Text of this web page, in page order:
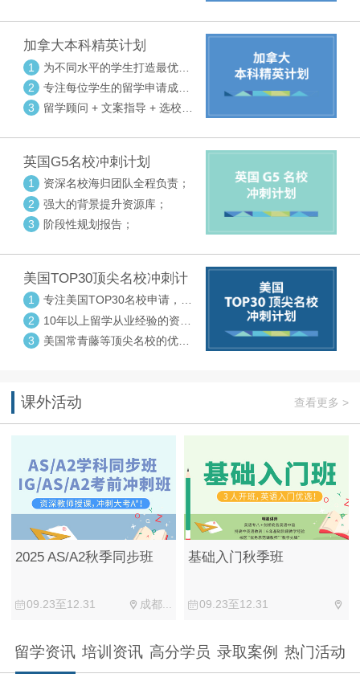
加拿大本科精英计划
1
为不同水平的学生打造最优选
校方案
2
专注每位学生的留学申请成功
率
3
留学顾问 + 文案指导 + 选校申
英国G5名校冲刺计划
1
资深名校海归团队全程负责；
2
强大的背景提升资源库；
3
阶段性规划报告；
美国TOP30顶尖名校冲刺计
划
1
专注美国TOP30名校申请，高
度个性化指导
2
10年以上留学从业经验的资深
中方顾问
3
美国常青藤等顶尖名校的优秀
课外活动 查看更多 >
2025 AS/A2秋季同步班
09.23至12.31 成都...
基础入门秋季班
09.23至12.31
留学资讯 培训资讯 高分学员 录取案例 热门活动